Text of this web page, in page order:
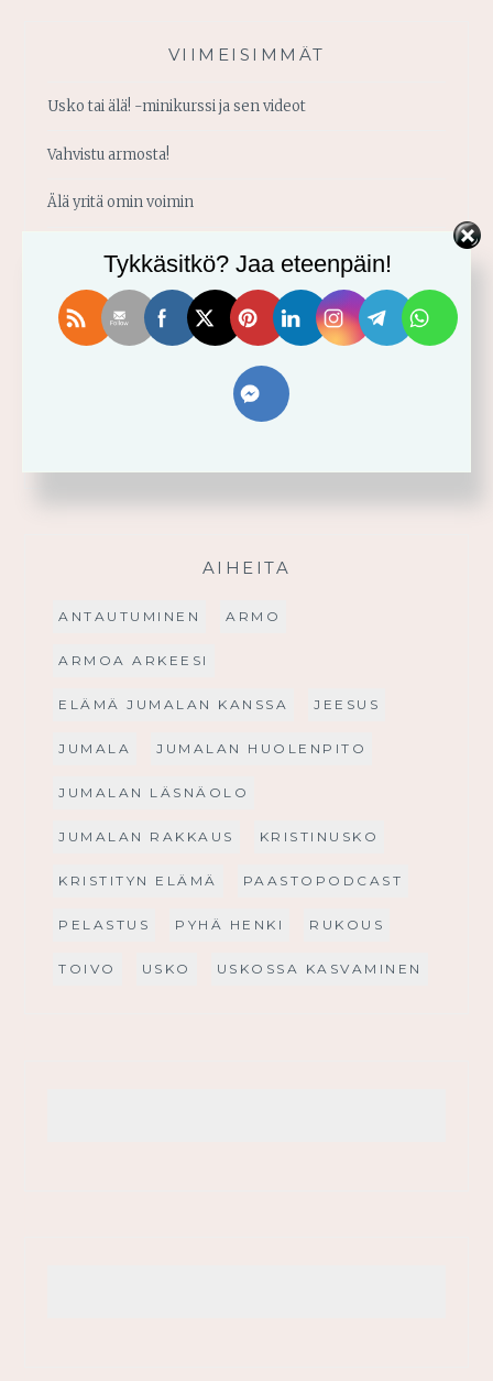
VIIMEISIMMÄT
Usko tai älä! -minikurssi ja sen videot
Vahvistu armosta!
Älä yritä omin voimin
Käytä saamaasi voimaa!
Palmusunnuntain saarna
FACEBOOK
AIHEITA
ANTAUTUMINEN ARMO
ARMOA ARKEESI
ELÄMÄ JUMALAN KANSSA JEESUS
JUMALA JUMALAN HUOLENPITO
JUMALAN LÄSNÄOLO
JUMALAN RAKKAUS KRISTINUSKO
KRISTITYN ELÄMÄ PAASTOPODCAST
PELASTUS PYHÄ HENKI RUKOUS
TOIVO USKO USKOSSA KASVAMINEN
Tykkäsitkö? Jaa eteenpäin!